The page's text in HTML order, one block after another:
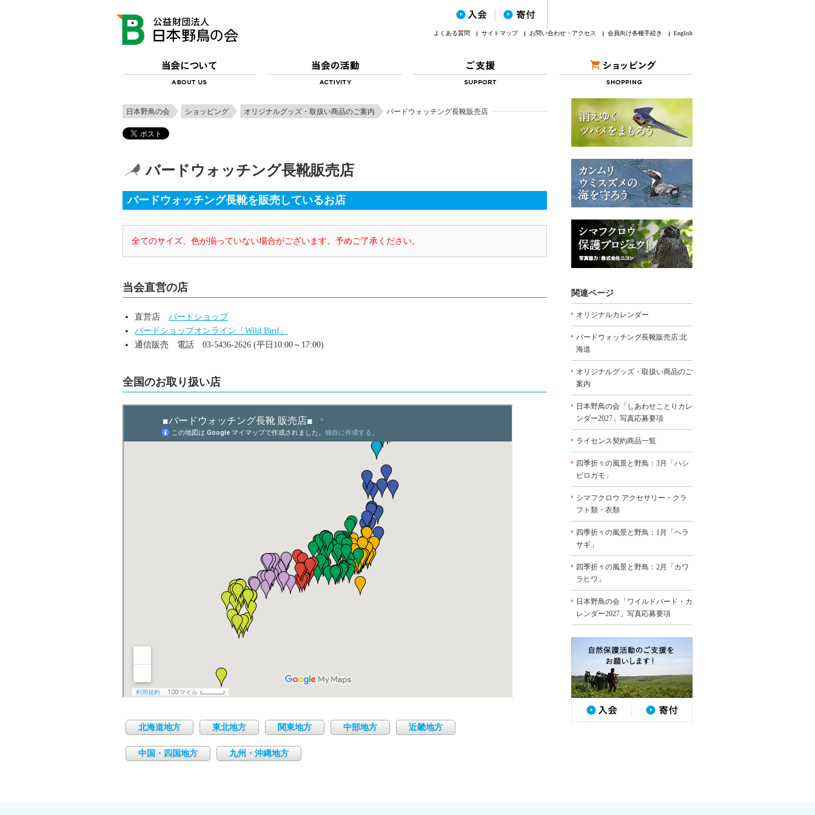
よくある質問 サイトマップ お問い合わせ・アクセス 会員向け各種手続き English
日本野鳥の会 ショッピング オリジナルグッズ・取扱い商品のご案内 バードウォッチング長靴販売店
バードウォッチング長靴販売店
バードウォッチング長靴を販売しているお店
全てのサイズ、色が揃っていない場合がございます。予めご了承ください。
当会直営の店
直営店 バードショップ
バードショップオンライン「Wild Bird」
通信販売 電話 03-5436-2626 (平日10:00～17:00)
全国のお取り扱い店
北海道地方 東北地方 関東地方 中部地方 近畿地方
中国・四国地方 九州・沖縄地方
関連ページ
オリジナルカレンダー
バードウォッチング長靴販売店:北
海道
オリジナルグッズ・取扱い商品のご
案内
日本野鳥の会「しあわせことりカレ
ンダー2027」写真応募要項
ライセンス契約商品一覧
四季折々の風景と野鳥：3月「ハシ
ビロガモ」
シマフクロウ アクセサリー・クラ
フト類・衣類
四季折々の風景と野鳥：1月「ヘラ
サギ」
四季折々の風景と野鳥：2月「カワ
ラヒワ」
日本野鳥の会「ワイルドバード・カ
レンダー2027」写真応募要項